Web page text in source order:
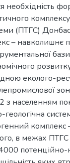
необхідність
(ПТГС)
– навколишнє
еколого-
з населенням
комплекс
в межах